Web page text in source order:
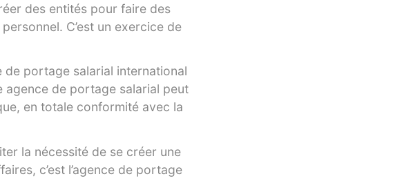
des entités pour faire des
C’est un exercice de
de portage salarial international
agence de portage salarial peut
en totale conformité avec la
la nécessité de se créer une
c’est l’agence de portage